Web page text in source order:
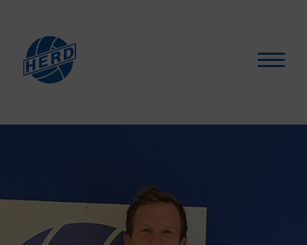
Hva skjer?
Støtt oss
Selskapslokaler